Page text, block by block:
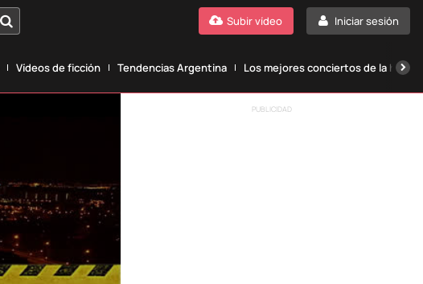
Iniciar sesión
Subir vídeo
Vídeos de ficción Tendencias Argentina Los mejores conciertos de la
PUBLICIDAD